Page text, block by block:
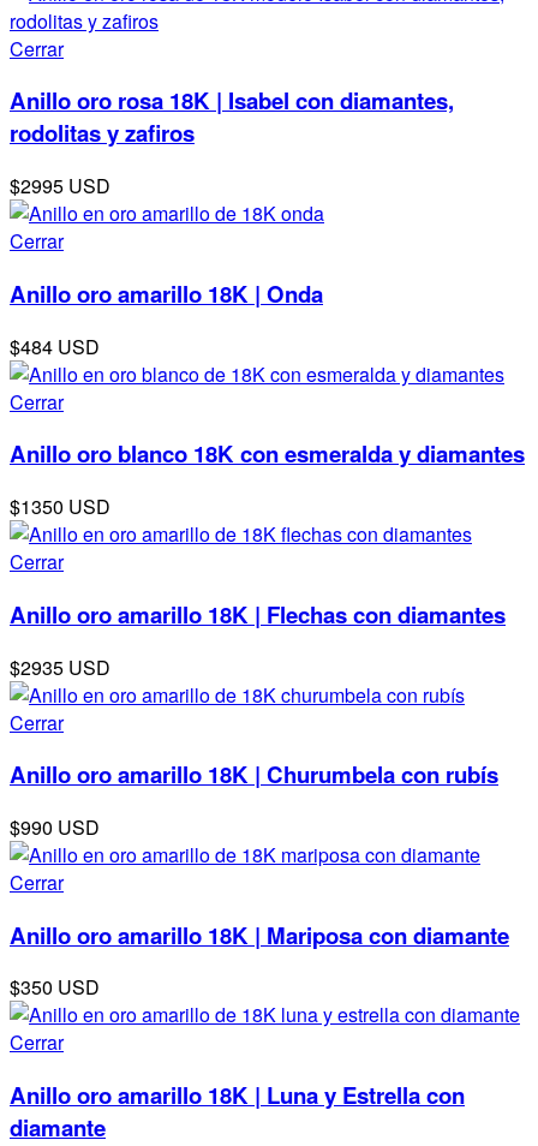
Cerrar
Anillo oro rosa 18K | Isabel con diamantes,
rodolitas y zafiros
$2995 USD
Cerrar
Anillo oro amarillo 18K | Onda
$484 USD
Cerrar
Anillo oro blanco 18K con esmeralda y diamantes
$1350 USD
Cerrar
Anillo oro amarillo 18K | Flechas con diamantes
$2935 USD
Cerrar
Anillo oro amarillo 18K | Churumbela con rubís
$990 USD
Cerrar
Anillo oro amarillo 18K | Mariposa con diamante
$350 USD
Cerrar
Anillo oro amarillo 18K | Luna y Estrella con
diamante